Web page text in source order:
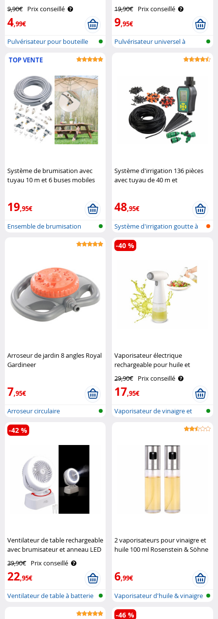
9,90€ Prix conseillé
4,99€
Pulvérisateur pour bouteille
19,90€ Prix conseillé
9,95€
Pulvérisateur universel à
TOP VENTE
Système de brumisation avec
tuyau 10 m et 6 buses mobiles
19,95€
Ensemble de brumisation
Système d'irrigation 136 pièces
avec tuyau de 40 m et
48,95€
Système d'irrigation goutte à
goutt..
Arroseur de jardin 8 angles Royal
Gardineer
7,95€
Arroseur circulaire
Vaporisateur électrique
rechargeable pour huile et
Söhne
29,90€ Prix conseillé
17,95€
-40 %
Vaporisateur de vinaigre et
Ventilateur de table rechargeable
avec brumisateur et anneau LED
39,90€ Prix conseillé
22,95€
-42 %
Ventilateur de table à batterie
2 vaporisateurs pour vinaigre et
huile 100 ml Rosenstein & Söhne
6,99€
Vaporisateur d'huile & vinaigre
-46 %